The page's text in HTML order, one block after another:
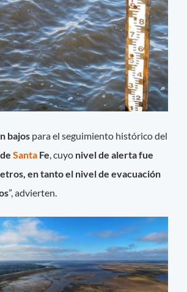
bajos para el seguimiento histórico del
Santa Fe, cuyo nivel de alerta fue
en tanto el nivel de evacuación
”, advierten.